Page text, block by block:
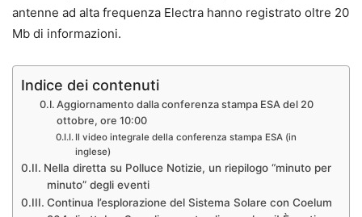
antenne ad alta frequenza Electra hanno registrato oltre 20
Mb di informazioni.
Indice dei contenuti
Aggiornamento dalla conferenza stampa ESA del 20
ottobre, ore 10:00
Il video integrale della conferenza stampa ESA (in
inglese)
Nella diretta su Polluce Notizie, un riepilogo “minuto per
minuto” degli eventi
Continua l’esplorazione del Sistema Solare con Coelum